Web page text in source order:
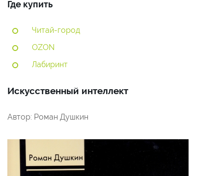
Где купить
Читай-город
OZON
Лабиринт
Искусственный интеллект
Автор: Роман Душкин